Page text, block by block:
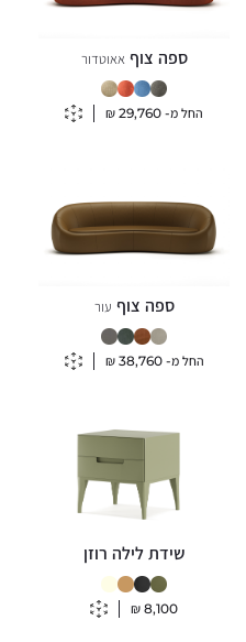
ספה צוףאאוטדור
החל מ- 29,760
₪
ספה צוף עור
החל מ-38,760
₪
שידת לילה רוזן
8,100
₪